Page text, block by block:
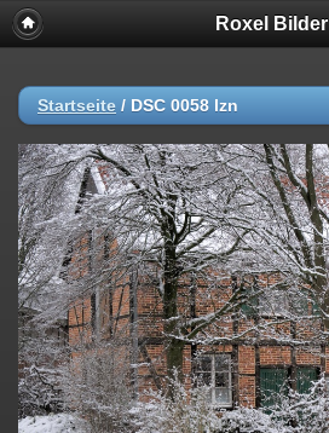
Roxel Bilder
Startseite / DSC 0058 lzn